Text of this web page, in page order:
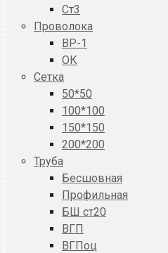
Ст3
Проволока
ВР-1
ОК
Сетка
50*50
100*100
150*150
200*200
Труба
Бесшовная
Профильная
БШ ст20
ВГП
ВГПоц